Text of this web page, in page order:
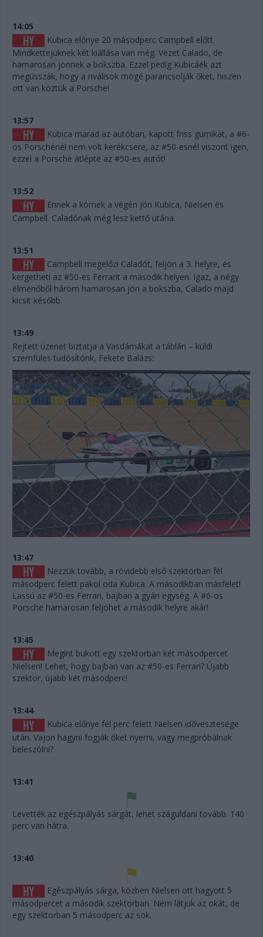
14:05
Kubica előnye 20 másodperc Campbell előtt.
Mindkettejüknek két kiállása van még. Vezet Calado, de
hamarosan jönnek a bokszba. Ezzel pedig Kubicáék azt
megússzák, hogy a riválisok mögé parancsolják őket, hiszen
ott van köztük a Porsche!
13:57
Kubica marad az autóban, kapott friss gumikat, a #6-
os Porschénél nem volt kerékcsere, az #50-esnél viszont igen,
ezzel a Porsche átlépte az #50-es autót!
13:52
Ennek a körnek a végén jön Kubica, Nielsen és
Campbell. Caladónak még lesz kettő utána.
13:51
Campbell megelőzi Caladót, feljön a 3. helyre, és
kergetheti az #50-es Ferrarit a második helyen. Igaz, a négy
élmenőből három hamarosan jön a bokszba, Calado majd
kicsit később.
13:49
Rejtett üzenet biztatja a Vasdámákat a táblán – küldi
szemfüles tudósítónk, Fekete Balázs:
13:47
Nézzük tovább, a rövidebb első szektorban fél
másodperc felett pakol oda Kubica. A másodikban másfelet!
Lassú az #50-es Ferrari, bajban a gyári egység. A #6-os
Porsche hamarosan feljöhet a második helyre akár!
13:45
Megint bukott egy szektorban két másodpercet
Nielsen! Lehet, hogy bajban van az #50-es Ferrari? Újabb
szektor, újabb két másodperc!
13:44
Kubica előnye fél perc felett Nielsen idővesztesége
után. Vajon hagyni fogják őket nyerni, vagy megpróbálnak
beleszólni?
13:41
Levették az egészpályás sárgát, lehet száguldani tovább. 140
perc van hátra.
13:40
Egészpályás sárga, közben Nielsen ott hagyott 5
másodpercet a második szektorban. Nem látjuk az okát, de
egy szektorban 5 másodperc az sok.